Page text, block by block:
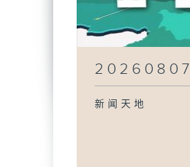
20260807
新闻天地